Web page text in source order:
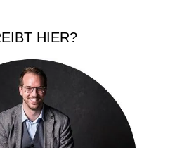
HIER?